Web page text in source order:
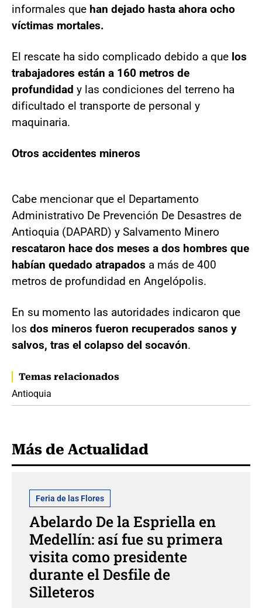
informales que han dejado hasta ahora ocho
víctimas mortales.
El rescate ha sido complicado debido a que los
trabajadores están a 160 metros de
profundidad y las condiciones del terreno ha
dificultado el transporte de personal y
maquinaria.
Otros accidentes mineros
Cabe mencionar que el Departamento
Administrativo De Prevención De Desastres de
Antioquia (DAPARD) y Salvamento Minero
rescataron hace dos meses a dos hombres que
habían quedado atrapados a más de 400
metros de profundidad en Angelópolis.
En su momento las autoridades indicaron que
los dos mineros fueron recuperados sanos y
salvos, tras el colapso del socavón.
Temas relacionados
Antioquia
Más de Actualidad
Feria de las Flores
Abelardo De la Espriella en
Medellín: así fue su primera
visita como presidente
durante el Desfile de
Silleteros